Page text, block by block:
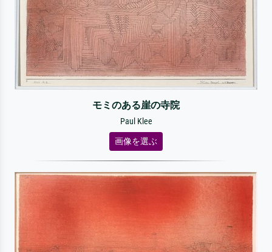
モミのある崖の寺院
Paul Klee
画像を選ぶ